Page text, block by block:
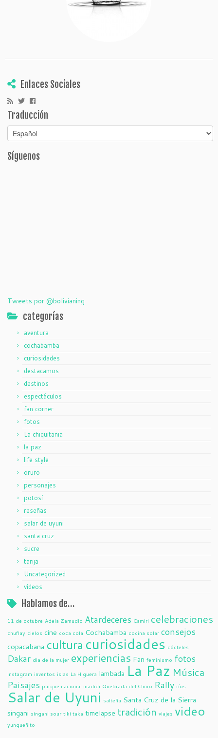
Enlaces Sociales
Traducción
Síguenos
Tweets por @bolivianing
categorías
aventura
cochabamba
curiosidades
destacamos
destinos
espectáculos
fan corner
fotos
La chiquitania
la paz
life style
oruro
personajes
potosí
reseñas
salar de uyuni
santa cruz
sucre
tarija
Uncategorized
videos
Hablamos de…
11 de octubre Adela Zamudio Atardeceres Camiri celebraciones
chuflay cielos cine coca cola Cochabamba cocina solar consejos
copacabana cultura curiosidades cócteles
Dakar dia de la mujer experiencias Fan feminismo fotos
instagram inventos islas La Higuera lambada La Paz Música
Paisajes parque nacional madidi Quebrada del Churo Rally ríos
Salar de Uyuni salteña Santa Cruz de la Sierra
singani singani sour tiki taka timelapse tradición viajes video
yungueñito